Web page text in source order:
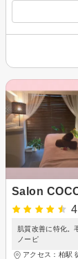
Salon
肌質改善に特化。
ノーピ
アクセス：柏駅